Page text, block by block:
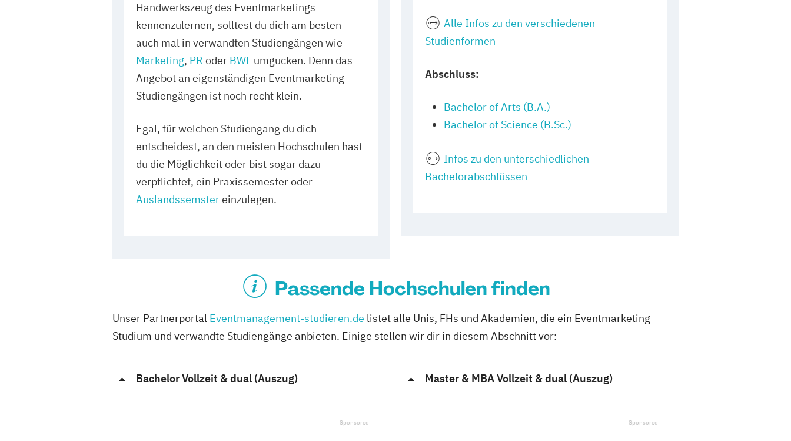
Handwerkszeug des Eventmarketings
kennenzulernen, solltest du dich am besten
auch mal in verwandten Studiengängen wie
Marketing, PR oder BWL umgucken. Denn das
Angebot an eigenständigen Eventmarketing
Studiengängen ist noch recht klein.
Egal, für welchen Studiengang du dich
entscheidest, an den meisten Hochschulen hast
du die Möglichkeit oder bist sogar dazu
verpflichtet, ein Praxissemester oder
Auslandssemstereinzulegen.
Alle Infos zu den verschiedenen
Studienformen
Abschluss:
Bachelor of Arts (B.A.)
Bachelor of Science (B.Sc.)
Infos zu den unterschiedlichen
Bachelorabschlüssen
Passende Hochschulen finden
Unser Partnerportal Eventmanagement-studieren.de listet alle Unis, FHs und Akademien, die ein Eventmarketing
Studium und verwandte Studiengänge anbieten. Einige stellen wir dir in diesem Abschnitt vor:
Bachelor Vollzeit & dual (Auszug) Master & MBA Vollzeit & dual (Auszug)